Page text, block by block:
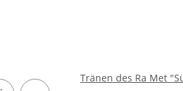
Tränen des Ra Met